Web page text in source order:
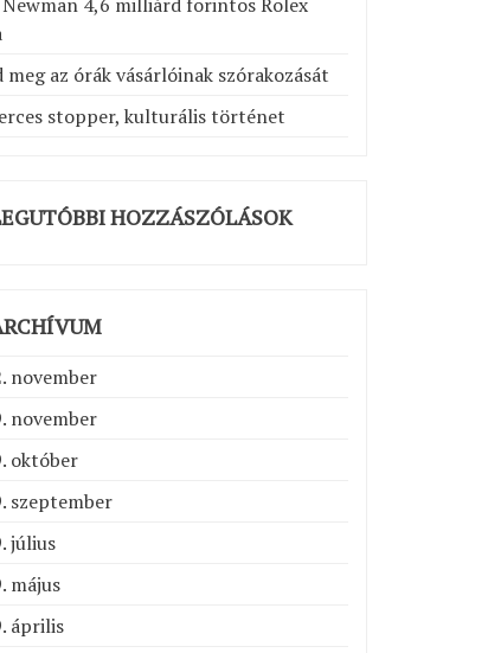
meg az órák vásárlóinak szórakozását
stopper, kulturális történet
HOZZÁSZÓLÁSOK
november
november
október
szeptember
július
május
április